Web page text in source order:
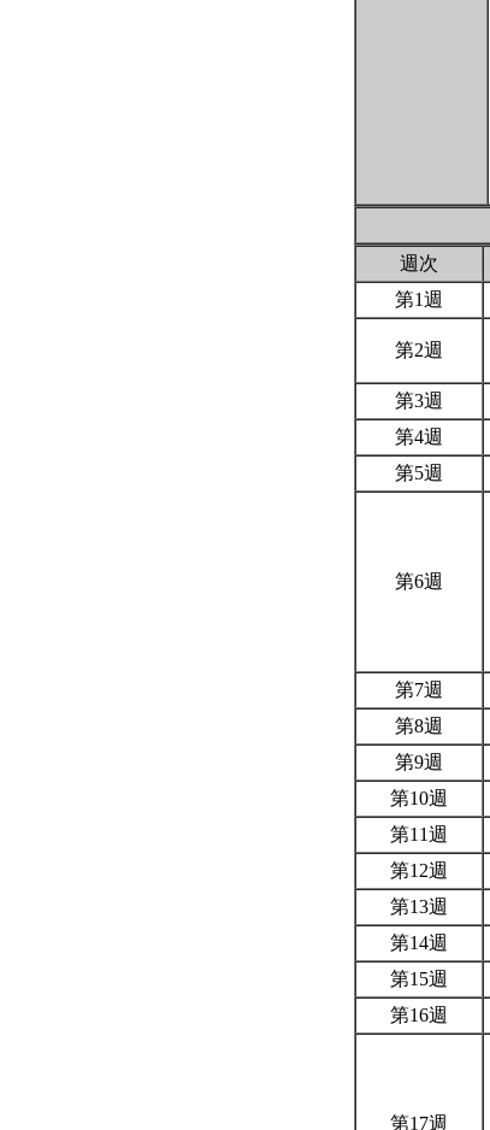
週次
第1週
第2週
第3週
第4週
第5週
第6週
第7週
第8週
第9週
第10週
第11週
第12週
第13週
第14週
第15週
第16週
第17週